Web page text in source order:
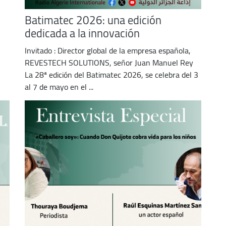
Batimatec 2026: una edición
dedicada a la innovación
Invitado : Director global de la empresa española,
REVESTECH SOLUTIONS, señor Juan Manuel Rey
La 28ª edición del Batimatec 2026, se celebra del 3
al 7 de mayo en el ...